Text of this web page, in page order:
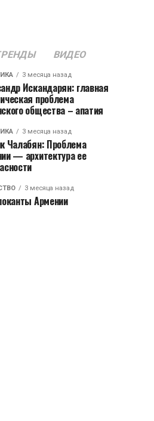
ВИДЕО
3 месяца назад
Искандарян: главная
проблема
общества – апатия
3 месяца назад
Чалабян: Проблема
— архитектура ее
3 месяца назад
Армении